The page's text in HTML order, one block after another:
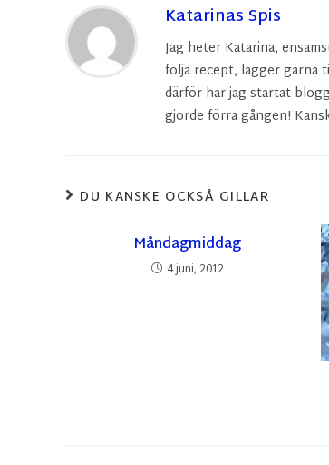
Katarinas Spis
Jag heter Katarina,
följa recept, lägger gärna
därför har jag startat
gjorde förra gången!
DU KANSKE OCKSÅ GILLAR
Måndagmiddag
4 juni, 2012